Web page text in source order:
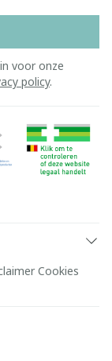
voor onze
policy.
Cookies